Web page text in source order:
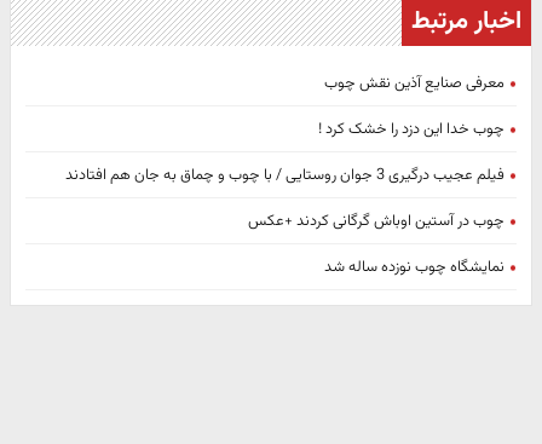
اخبار مرتبط
معرفی صنایع آذین نقش چوب
چوب خدا این دزد را خشک کرد !
فیلم عجیب درگیری 3 جوان روستایی / با چوب و چماق به جان هم افتادند
چوب در آستین اوباش گرگانی کردند +عکس
نمایشگاه چوب نوزده ساله شد